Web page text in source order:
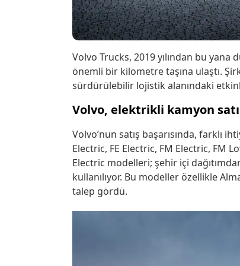
Volvo Trucks, 2019 yılından bu
önemli bir kilometre taşına ulaştı.
sürdürülebilir lojistik alanındaki
Volvo, elektrikli kamyon
Volvo’nun satış başarısında, farklı
Electric, FE Electric, FM Electric, FM
Electric modelleri; şehir içi
kullanılıyor. Bu modeller özellikle
talep gördü.